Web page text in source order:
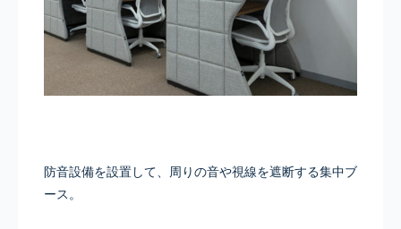
防音設備を設置して、周りの音や視線を遮断する集中ブ
ース。